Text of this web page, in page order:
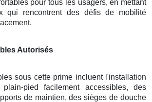
pour tous les usagers, en mettant
qui rencontrent des défis de mobilité
Autorisés
sous cette prime incluent l'installation
pied facilement accessibles, des
de maintien, des sièges de douche